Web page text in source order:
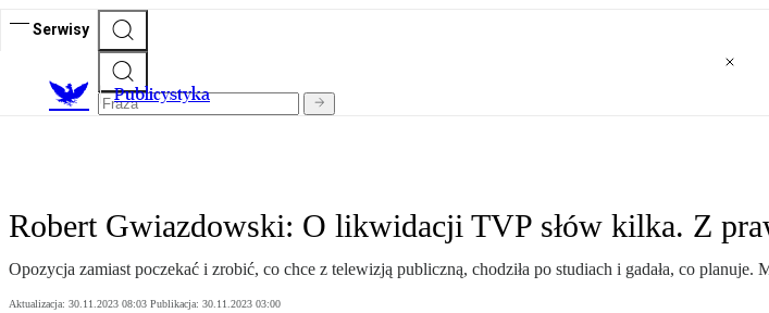
Serwisy
Publicystyka
Robert Gwiazdowski: O likwidacji TVP słów kilka. Z
Opozycja zamiast poczekać i zrobić, co chce z telewizją publiczną, chodziła po studiach i gadała, co planuje.
Aktualizacja: 30.11.2023 08:03 Publikacja: 30.11.2023 03:00